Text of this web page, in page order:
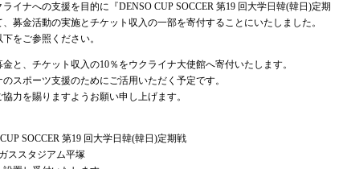
イナへの支援を目的に『DENSO CUP SOCCER 第19 回大学日韓(韓日)定期
募金活動の実施とチケット収入の一部を寄付することにいたしました。
をご参照ください。
と、チケット収入の10％をウクライナ大使館へ寄付いたします。
スポーツ支援のためにご活用いただく予定です。
力を賜りますようお願い申し上げます。
SOCCER 第19 回大学日韓(韓日)定期戦
ススタジアム平塚